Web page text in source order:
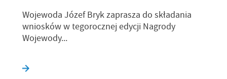
Wojewoda Józef Bryk zaprasza do składania
wniosków w tegorocznej edycji Nagrody
Wojewody...